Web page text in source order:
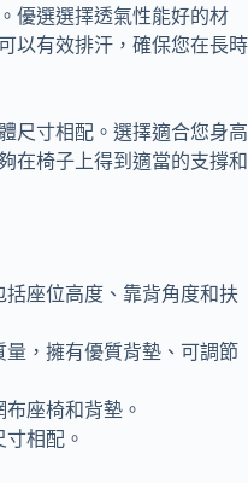
優選選擇透氣性能好的材
以有效排汗，確保您在長時
尺寸相配。選擇適合您身高
在椅子上得到適當的支撐和
座位高度、靠背角度和扶
，擁有優質背墊、可調節
座椅和背墊。
相配。